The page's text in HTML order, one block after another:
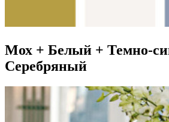
Мох + Белый + Темно-
Серебряный